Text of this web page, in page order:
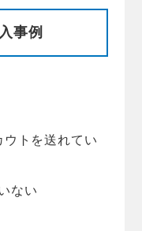
事例
トを送れてい
ない